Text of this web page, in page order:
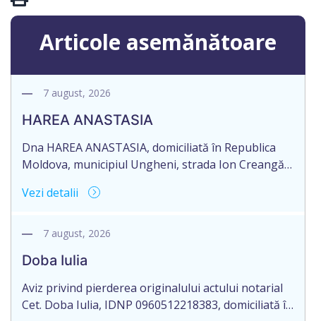
Articole asemănătoare
7 august, 2026
HAREA ANASTASIA
Dna HAREA ANASTASIA, domiciliată în Republica
Moldova, municipiul Ungheni, strada Ion Creangă
domiciliat în Republica Moldova, raionul Orhei,
originalului: Certificatului de moștenitor legal nr.
Tatiana, cu sediul biroului în mun. Orhei, RM.
Vezi detalii
7 august, 2026
Doba Iulia
Aviz privind pierderea originalului actului notarial
Cet. Doba Iulia, IDNP 0960512218383, domiciliată în